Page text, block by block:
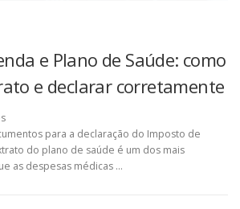
e Plano de Saúde: como
e declarar corretamente
para a declaração do Imposto de
do plano de saúde é um dos mais
as despesas médicas …